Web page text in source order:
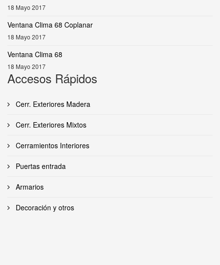
18 Mayo 2017
Ventana Clima 68 Coplanar
18 Mayo 2017
Ventana Clima 68
18 Mayo 2017
Accesos Rápidos
Cerr. Exteriores Madera
Cerr. Exteriores Mixtos
Cerramientos Interiores
Puertas entrada
Armarios
Decoración y otros